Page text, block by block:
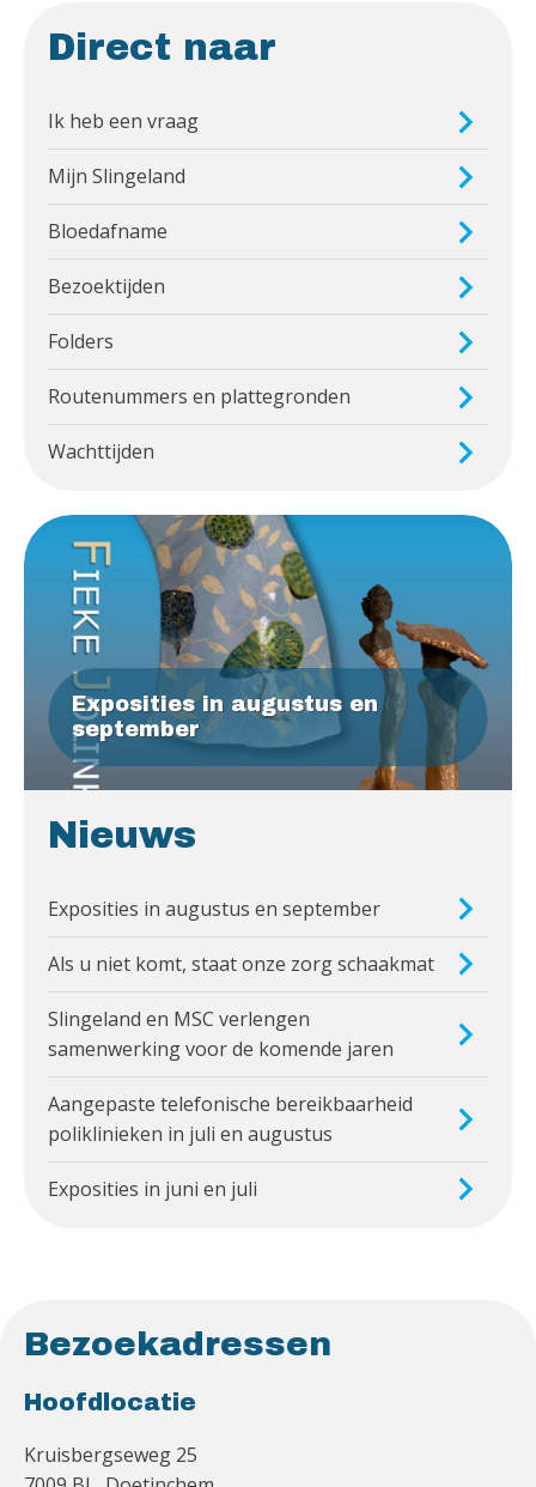
Direct naar
Ik heb een vraag
Mijn Slingeland
Bloedafname
Bezoektijden
Folders
Routenummers en plattegronden
Wachttijden
Exposities in augustus en
september
Nieuws
Exposities in augustus en september
Als u niet komt, staat onze zorg schaakmat
Slingeland en MSC verlengen
samenwerking voor de komende jaren
Aangepaste telefonische bereikbaarheid
poliklinieken in juli en augustus
Exposities in juni en juli
Bezoekadressen
Hoofdlocatie
Kruisbergseweg 25